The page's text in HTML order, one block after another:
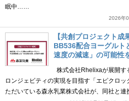
眠中……
2026年
【共創プロジェクト
BB536配合ヨーグルト
速度の減速」の可能性
株式会社Rhelixaが展開す
ロンジェビティの実現を目指す「エピクロ
ただいている森永乳業株式会社が、同社と